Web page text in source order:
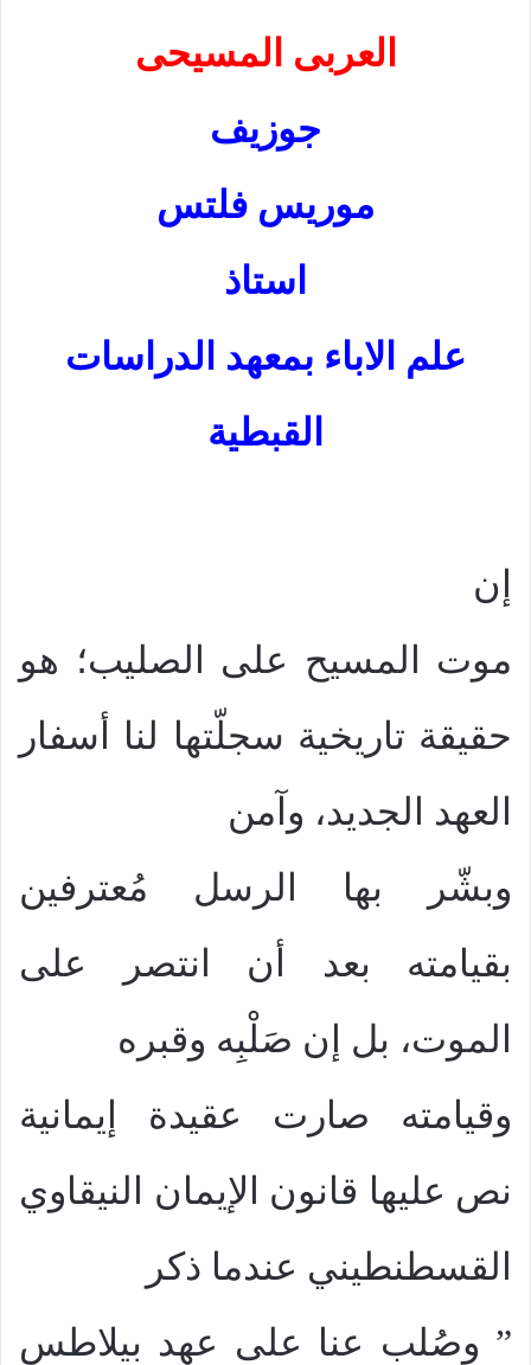
العربى المسيحى
جوزيف
موريس فلتس
استاذ
علم الاباء بمعهد الدراسات
القبطية
إن
موت المسيح على الصليب؛ هو
حقيقة تاريخية سجلّتها لنا أسفار
العهد الجديد، وآمن
وبشّر بها الرسل مُعترفين
بقيامته بعد أن انتصر على
الموت، بل إن صَلْبِه وقبره
وقيامته صارت عقيدة إيمانية
نص عليها قانون الإيمان النيقاوي
القسطنطيني عندما ذكر
” وصُلب عنا على عهد بيلاطس